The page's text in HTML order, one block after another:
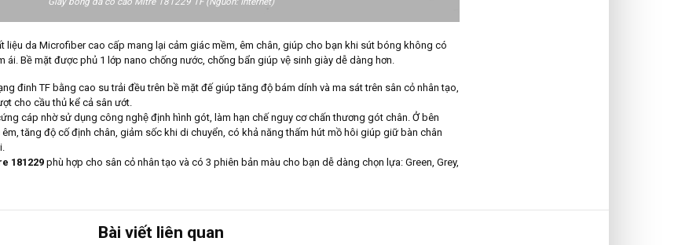
da Microfiber cao cấp mang lại cảm giác mềm, êm chân, giúp cho bạn khi sút bóng không có
ái. Bề mặt được phủ 1 lớp nano chống nước, chống bẩn giúp vệ sinh giày dễ dàng hơn.
đinh TF bằng cao su trải đều trên bề mặt đế giúp tăng độ bám dính và ma sát trên sân cỏ nhân tạo,
cho cầu thủ kể cả sân ướt.
cáp nhờ sử dụng công nghệ định hình gót, làm hạn chế nguy cơ chấn thương gót chân. Ở bên
tăng độ cố định chân, giảm sốc khi di chuyển, có khả năng thấm hút mồ hôi giúp giữ bàn chân
181229 phù hợp cho sân cỏ nhân tạo và có 3 phiên bản màu cho bạn dễ dàng chọn lựa: Green, Grey,
Bài viết liên quan